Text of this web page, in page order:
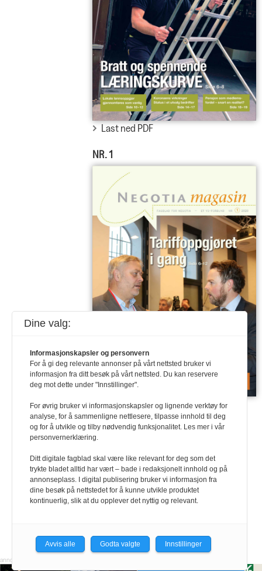
Last ned PDF
NR. 1
Last ned PDF
Dine valg:
Informasjonskapsler og personvern
For å gi deg relevante annonser på vårt nettsted bruker vi
informasjon fra ditt besøk på vårt nettsted. Du kan reservere
deg mot dette under "Innstillinger".
For øvrig bruker vi informasjonskapsler og lignende verktøy for
analyse, for å sammenligne nettlesere, tilpasse innhold til deg
og for å utvikle og tilby nødvendig funksjonalitet. Les mer i vår
personvernerklæring.
Ditt digitale fagblad skal være like relevant for deg som det
trykte bladet alltid har vært – bade i redaksjonelt innhold og på
annonseplass. I digital publisering bruker vi informasjon fra
dine besøk på nettstedet for å kunne utvikle produktet
kontinuerlig, slik at du opplever det nyttig og relevant.
Avvis alle Godta valgte Innstillinger